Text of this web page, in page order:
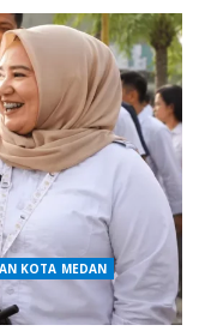
KOTA MEDAN